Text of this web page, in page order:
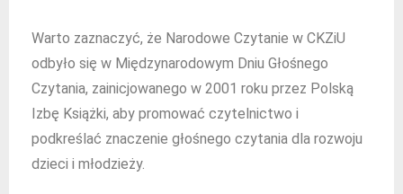
Warto zaznaczyć, że Narodowe Czytanie w CKZiU
odbyło się w Międzynarodowym Dniu Głośnego
Czytania, zainicjowanego w 2001 roku przez Polską
Izbę Książki, aby promować czytelnictwo i
podkreślać znaczenie głośnego czytania dla rozwoju
dzieci i młodzieży.